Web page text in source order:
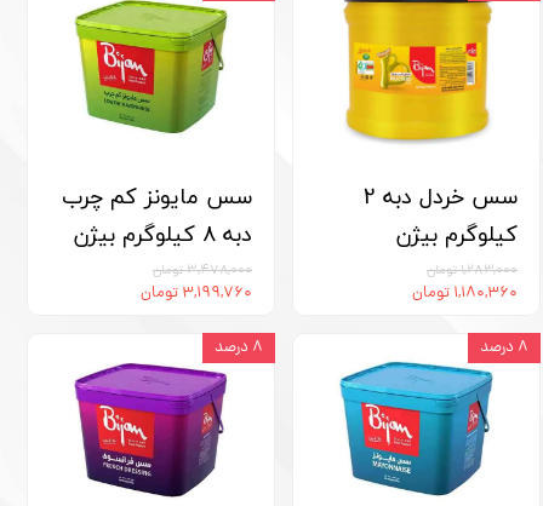
سس خردل دبه 2
کیلوگرم بیژن
۱,۲۸۳,۰۰۰ تومان
۱,۱۸۰,۳۶۰ تومان
سس مایونز کم چرب
دبه 8 کیلوگرم بیژن
۳,۴۷۸,۰۰۰ تومان
۳,۱۹۹,۷۶۰ تومان
۸ درصد ۸ درصد